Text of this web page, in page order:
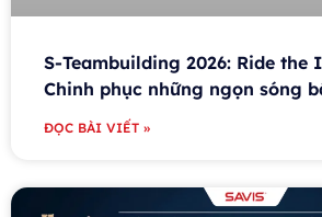
S-Teambuilding 2026: Ride the
Chinh phục những ngọn sóng
ĐỌC BÀI VIẾT »